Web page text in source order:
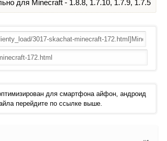
для Minecraft - 1.8.8, 1.7.10, 1.7.9, 1.7.5
для смартфона айфон, андроид
перейдите по ссылке выше.